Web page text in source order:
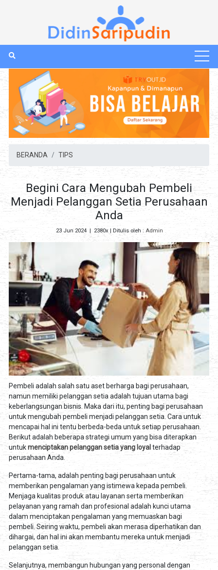
BERANDA TIPS
Begini Cara Mengubah Pembeli
Menjadi Pelanggan Setia Perusahaan
Anda
23 Jun 2024 2380x | Ditulis oleh :Admin
Pembeli adalah salah satu aset berharga bagi perusahaan,
namun memiliki pelanggan setia adalah tujuan utama bagi
keberlangsungan bisnis. Maka dari itu, penting bagi perusahaan
untuk mengubah pembeli menjadi pelanggan setia. Cara untuk
mencapai hal ini tentu berbeda-beda untuk setiap perusahaan.
Berikut adalah beberapa strategi umum yang bisa diterapkan
untukmenciptakan pelanggan setia yang loyal terhadap
perusahaan Anda.
Pertama-tama, adalah penting bagi perusahaan untuk
memberikan pengalaman yang istimewa kepada pembeli.
Menjaga kualitas produk atau layanan serta memberikan
pelayanan yang ramah dan profesional adalah kunci utama
dalam menciptakan pengalaman yang memuaskan bagi
pembeli. Seiring waktu, pembeli akan merasa diperhatikan dan
dihargai, dan hal ini akan membantu mereka untuk menjadi
pelanggan setia.
Selanjutnya, membangun hubungan yang personal dengan